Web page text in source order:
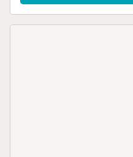
tuin. Douche/WC. Air-